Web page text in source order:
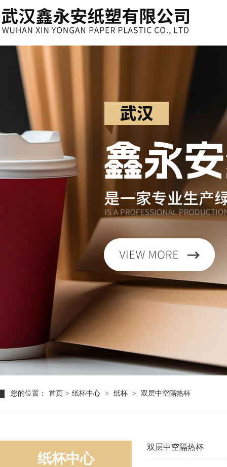
您的位置： 首页 > 纸杯中心 > 纸杯 > 双层中空隔热杯
纸杯中心
双层中空隔热杯